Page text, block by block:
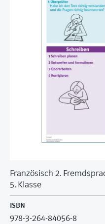
Französisch 2.
5. Klasse
ISBN
978-3-264-84056-8